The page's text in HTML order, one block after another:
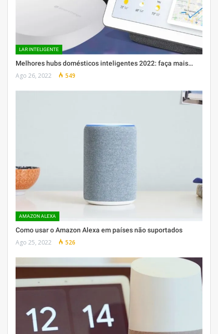
LAR INTELIGENTE
Melhores hubs domésticos inteligentes 2022: faça mais…
Ago 26, 2022 549
AMAZON ALEXA
Como usar o Amazon Alexa em países não suportados
Ago 25, 2022 526